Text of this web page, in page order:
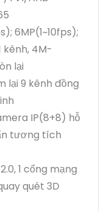
6MP(1~10fps);
kênh, 4M-
lại
lại 9 kênh đồng
IP(8+8) hỗ
tương tích
1 cổng mạng
quét 3D